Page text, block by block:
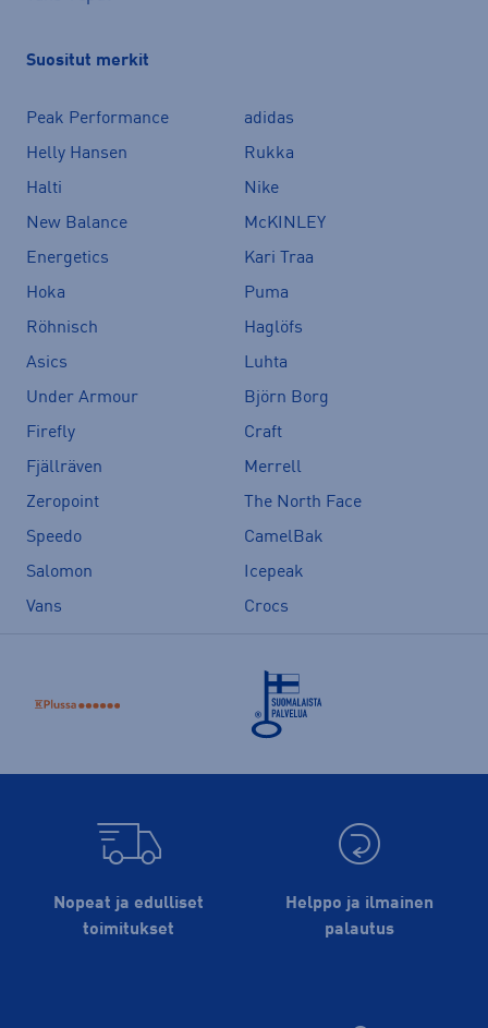
Suositut merkit
Peak Performance
adidas
Helly Hansen
Rukka
Halti
Nike
New Balance
McKINLEY
Energetics
Kari Traa
Hoka
Puma
Röhnisch
Haglöfs
Asics
Luhta
Under Armour
Björn Borg
Firefly
Craft
Fjällräven
Merrell
Zeropoint
The North Face
Speedo
CamelBak
Salomon
Icepeak
Vans
Crocs
Nopeat ja edulliset
toimitukset
Helppo ja ilmainen
palautus